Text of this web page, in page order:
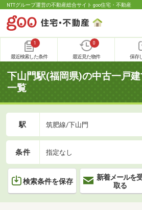
NTTグループ運営の不動産総合サイト goo住宅・不動産
1
最近検索した条件
0
最近見た物件 保存
下山門駅(福岡県)の中古一戸
一覧
駅 筑肥線/下山門
条件 指定なし
検索条件を保存
新着メールを
取る